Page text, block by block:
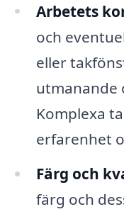
Arbetets
och
eller
utmanande
Komplexa
erfarenhet
Färg och
färg och